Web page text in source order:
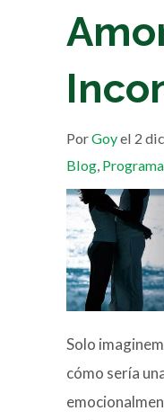
PorGoyel 2
Blog,
Solo
cómo sería